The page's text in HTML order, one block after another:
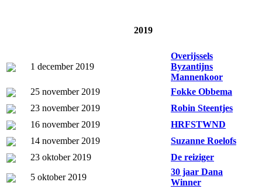
2019
1 december 2019
Overijssels
Byzantijns
Mannenkoor
25 november 2019
Fokke Obbema
23 november 2019
Robin Steentjes
16 november 2019
HRFSTWND
14 november 2019
Suzanne Roelofs
23 oktober 2019
De reiziger
5 oktober 2019
30 jaar Dana
Winner